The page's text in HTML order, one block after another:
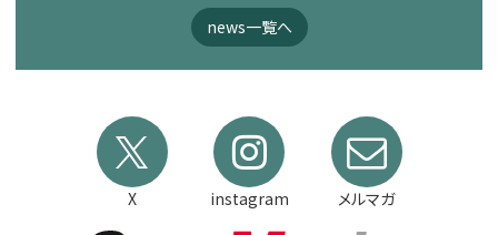
news一覧へ
X instagram メルマガ